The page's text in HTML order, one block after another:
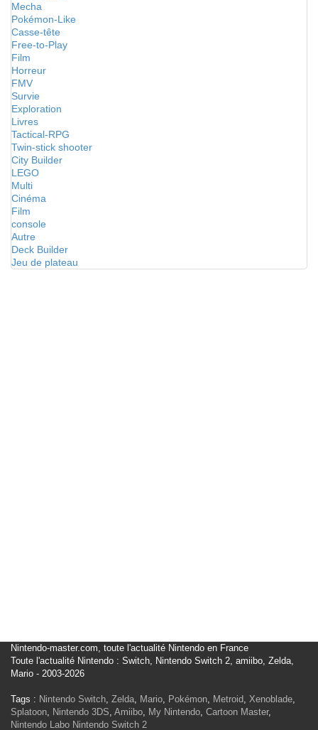
Mecha
Pokémon-Like
Casse-tête
Free-to-Play
Film
Horreur
FMV
Survie
Exploration
Livres
Tactical-RPG
Twin-stick shooter
City Builder
LEGO
Multi
Cinéma
Film
console
Autre
Deck Builder
Jeu de plateau
Nintendo-master.com, toute l'actualité Nintendo en France
Toute l'actualité Nintendo : Switch, Nintendo Switch 2, amiibo, Zelda,
Mario - 2003-2026
Tags : Nintendo Switch, Zelda, Mario, Pokémon, Metroid, Xenoblade,
Splatoon, Nintendo 3DS, Amiibo, My Nintendo, Cartoon Master,
Nintendo Labo Nintendo Switch 2